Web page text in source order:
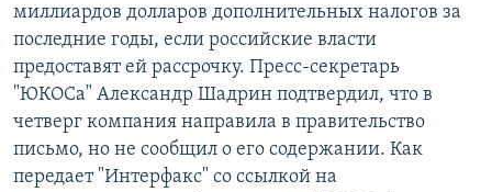
Все сайты РСЕ/РС
миллиардов долларов дополнительных налогов за
последние годы, если российские власти
предоставят ей рассрочку. Пресс-секретарь
"ЮКОСа" Александр Шадрин подтвердил, что в
четверг компания направила в правительство
письмо, но не сообщил о его содержании. Как
передает "Интерфакс" со ссылкой на